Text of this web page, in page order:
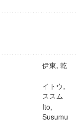
伊東, 乾
イトウ,
ススム
Ito,
Susumu